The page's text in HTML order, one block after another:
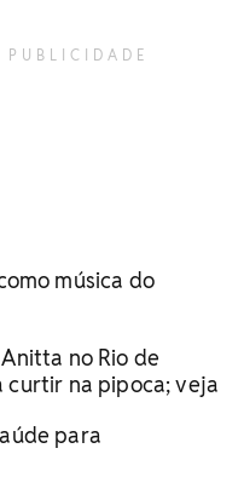
música do
no Rio de
curtir na pipoca; veja
para